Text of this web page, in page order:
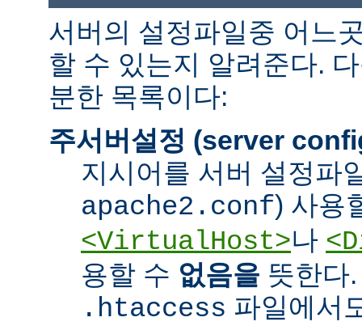
서버의 설정파일중 어느
할 수 있는지 알려준다.
분한 목록이다:
주서버설정 (server
지시어를 서버 설정파
apache2.conf) 사용
<VirtualHost>나
용할 수 없음을 뜻한다
.htaccess 파일에서